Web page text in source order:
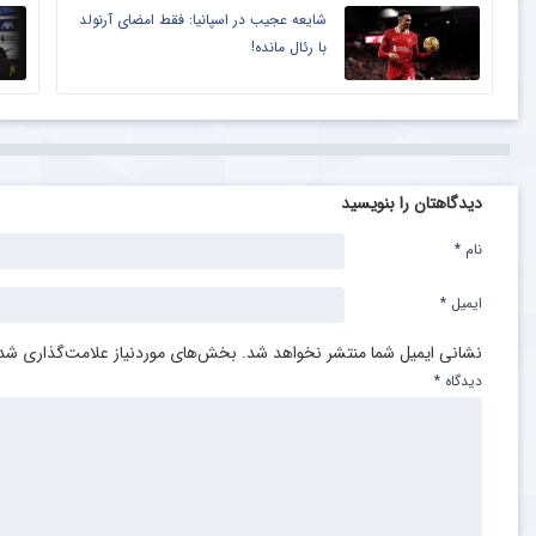
شایعه عجیب در اسپانیا: فقط امضای آرنولد
با رئال مانده!
دیدگاهتان را بنویسید
نشانی ایمیل شما منتشر نخواهد شد. بخش‌های موردنیاز علامت‌گذاری
دیدگاه *
نام *
ایمیل *